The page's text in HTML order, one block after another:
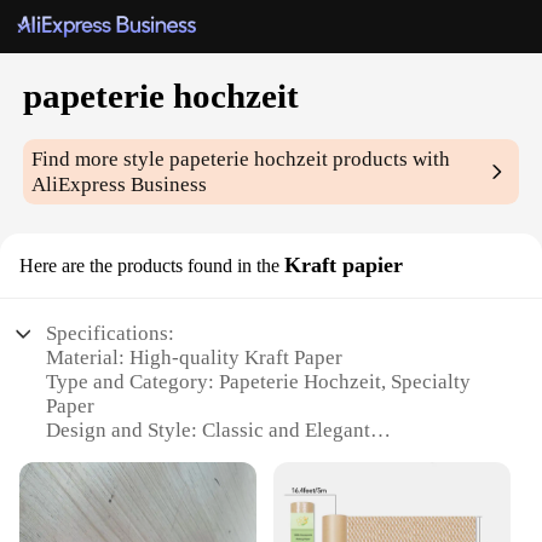
papeterie hochzeit
Find more stylepapeterie hochzeit products with
AliExpress Business
Here are the products found in the Kraft papier
Specifications:
Material: High-quality Kraft Paper
Type and Category: Papeterie Hochzeit, Specialty
Paper
Design and Style: Classic and Elegant
and Decorations
Shape or Size or Weight or Quantity: Available in
various sizes and quantities